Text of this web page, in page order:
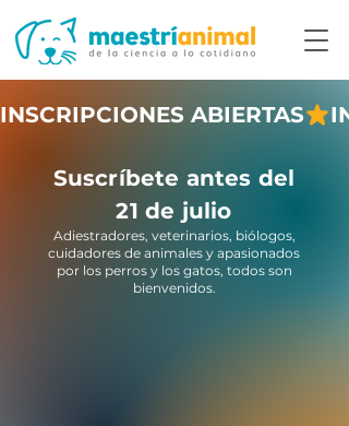
Suscríbete antes del
21 de julio
Adiestradores, veterinarios, biólogos,
cuidadores de animales y apasionados
por los perros y los gatos, todos son
bienvenidos.